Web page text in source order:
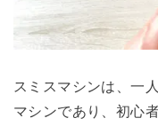
スミスマシンは、一
マシンであり、初心